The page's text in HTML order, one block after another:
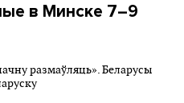
в Минске 7–9